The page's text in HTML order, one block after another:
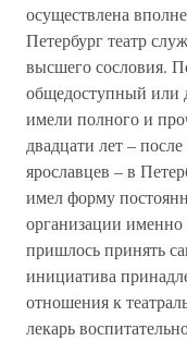
осуществлена
Петербург театр
высшего сословия.
общедоступный или
имели полного и
двадцати лет –
ярославцев – в
имел форму
организации именно
пришлось принять
инициатива
отношения к
лекарь